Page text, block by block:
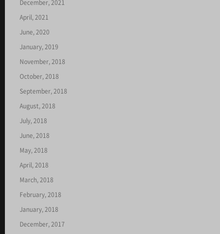
December, 2021
April, 2021
June, 2020
January, 2019
November, 2018
October, 2018
September, 2018
August, 2018
July, 2018
June, 2018
May, 2018
April, 2018
March, 2018
February, 2018
January, 2018
December, 2017